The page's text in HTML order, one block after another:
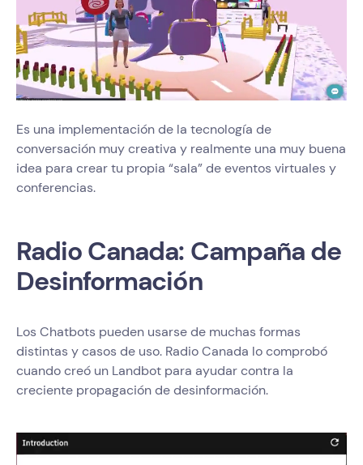
Es una implementación de la tecnología de
conversación muy creativa y realmente una muy buena
idea para crear tu propia “sala” de eventos virtuales y
conferencias.
Radio Canada: Campaña de
Desinformación
Los Chatbots pueden usarse de muchas formas
distintas y casos de uso. Radio Canada lo comprobó
cuando creó un Landbot para ayudar contra la
creciente propagación de desinformación.